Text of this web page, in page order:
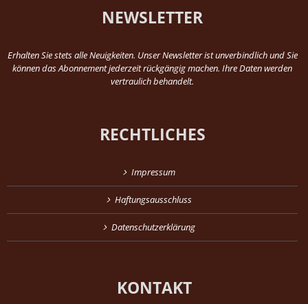
NEWSLETTER
Erhalten Sie stets alle Neuigkeiten. Unser Newsletter ist unverbindlich und Sie
können das Abonnement jederzeit rückgängig machen. Ihre Daten werden
vertraulich behandelt.
RECHTLICHES
Impressum
Haftungsausschluss
Datenschutzerklärung
KONTAKT